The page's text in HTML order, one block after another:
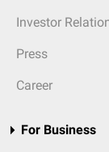
Investor
Press
Career
For Business